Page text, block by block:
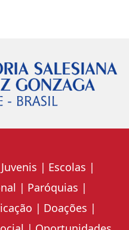
Escolas
Paróquias
Doações